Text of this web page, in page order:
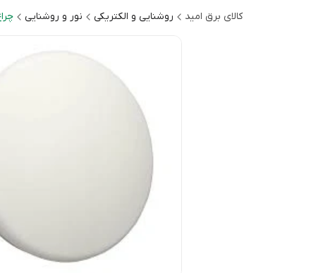
کالای برق امید روشنایی و الکتریکی نور و روشنایی